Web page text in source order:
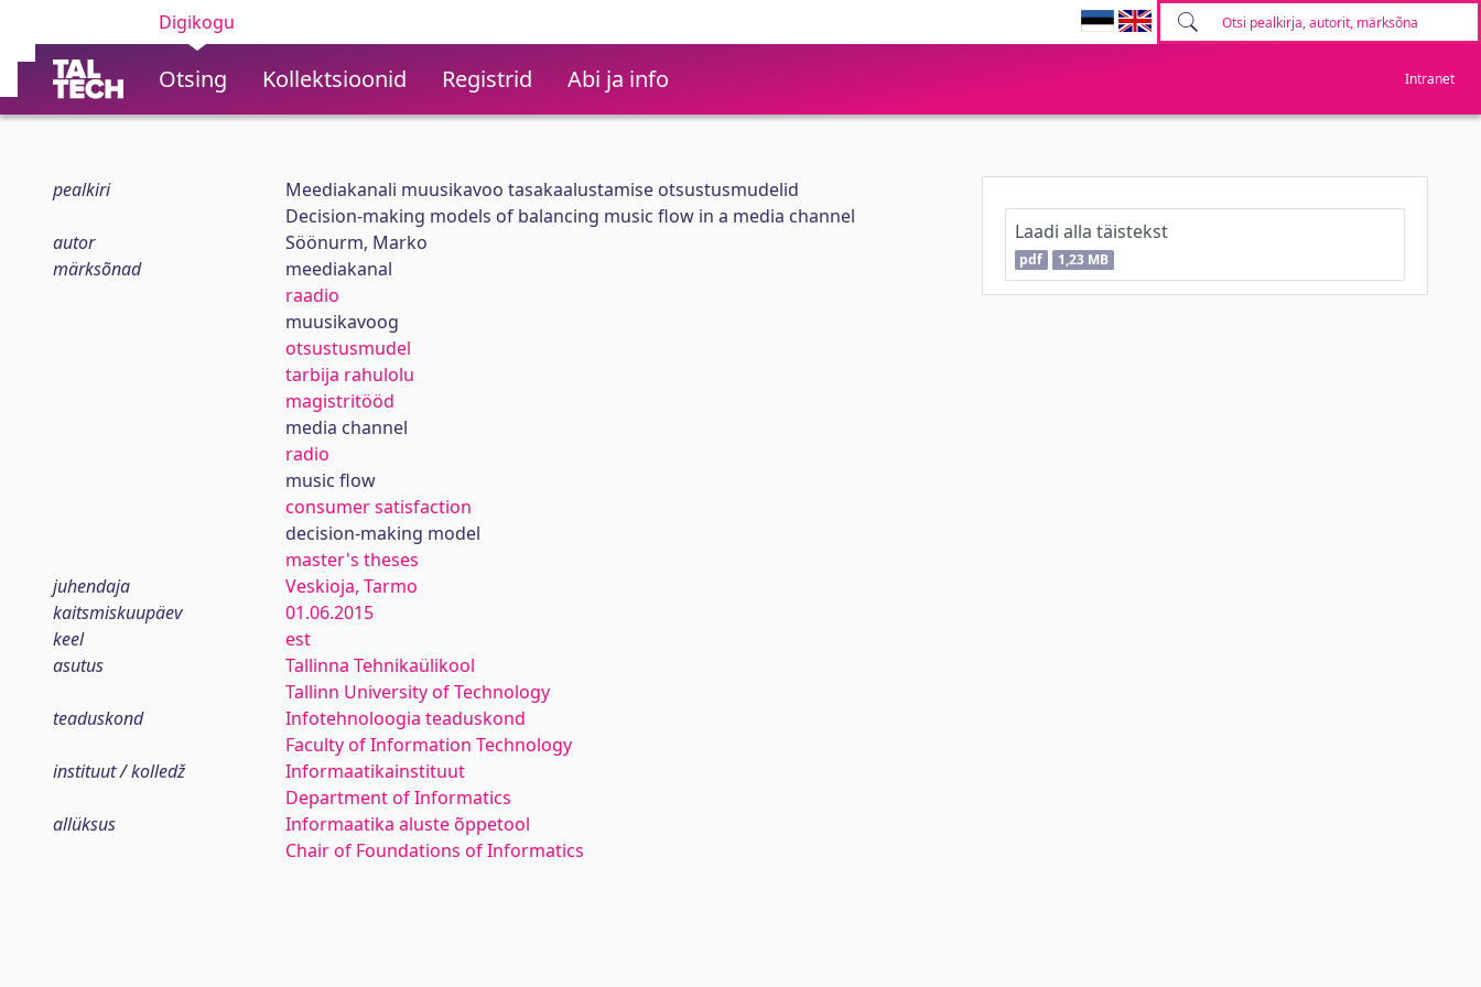
Digikogu
Otsing Kollektsioonid Registrid Abi ja info Intranet
pealkiri
Meediakanali muusikavoo tasakaalustamise otsustusmudelid
Decision-making models of balancing music flow in a media channel
autor
Söönurm, Marko
märksõnad
meediakanal
raadio
muusikavoog
otsustusmudel
tarbija rahulolu
magistritööd
media channel
radio
music flow
consumer satisfaction
decision-making model
master's theses
juhendaja
Veskioja, Tarmo
kaitsmiskuupäev
01.06.2015
keel
est
asutus
Tallinna Tehnikaülikool
Tallinn University of Technology
teaduskond
Infotehnoloogia teaduskond
Faculty of Information Technology
instituut / kolledž
Informaatikainstituut
Department of Informatics
allüksus
Informaatika aluste õppetool
Chair of Foundations of Informatics
Laadi alla täistekst
pdf 1,23 MB